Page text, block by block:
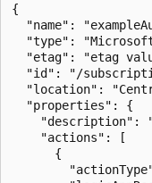
{
"name":
"type":
"etag": "etag
"id": "/
"location":
  "properties": {
"description":
    "actions": [
      {